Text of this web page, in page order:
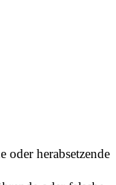
oder herabsetzende